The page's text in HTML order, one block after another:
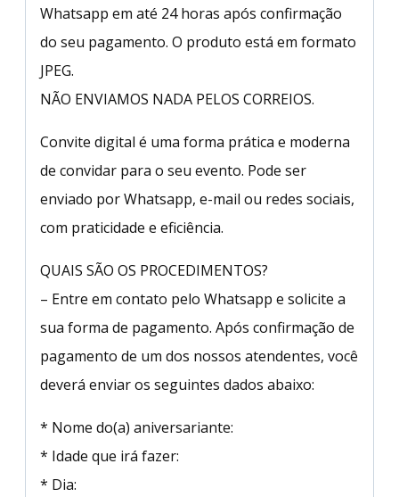
Whatsapp em até 24 horas após confirmação
do seu pagamento. O produto está em formato
JPEG.
NÃO ENVIAMOS NADA PELOS CORREIOS.
Convite digital é uma forma prática e moderna
de convidar para o seu evento. Pode ser
enviado por Whatsapp, e-mail ou redes sociais,
com praticidade e eficiência.
QUAIS SÃO OS PROCEDIMENTOS?
– Entre em contato pelo Whatsapp e solicite a
sua forma de pagamento. Após confirmação de
pagamento de um dos nossos atendentes, você
deverá enviar os seguintes dados abaixo:
* Nome do(a) aniversariante:
* Idade que irá fazer:
* Dia: